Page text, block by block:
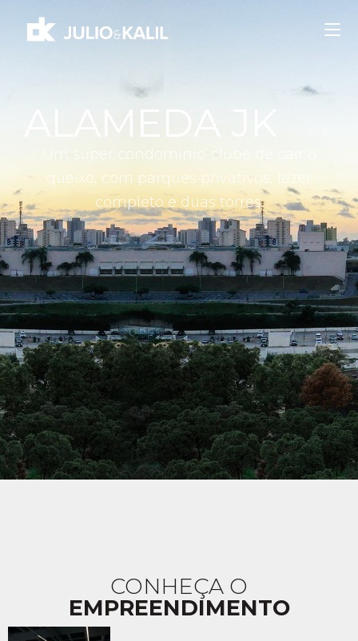
Um super condomínio-clube de cair o
queixo, com parques privativos, lazer
completo e duas torres.
CONHEÇA O
EMPREENDIMENTO